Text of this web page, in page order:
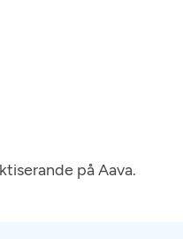
på Aava.